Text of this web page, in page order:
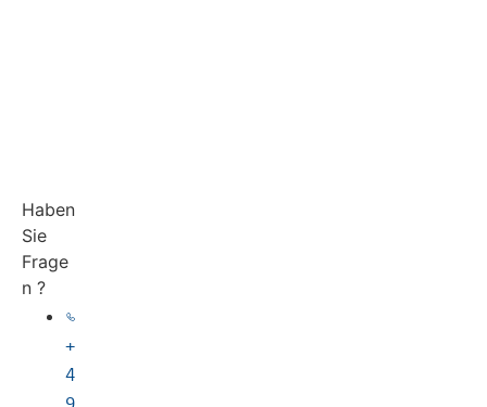
Haben
Sie
Frage
n ?
+
4